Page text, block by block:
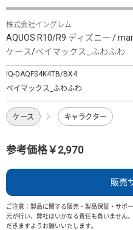
株式会社イングレム
AQUOS R10/R9 ディズニー /
ケース/ベイマックス_ふわふわ
IQ-DAQFS4K4TB/BX4
ベイマックス_ふわふわ
ケース キャラクター
参考価格￥2,970
販売
ご注意：製品に関する販売・製品保証・サポ
元が行い、弊社はいかなる責任も負いません
だきますようお願いいたします。